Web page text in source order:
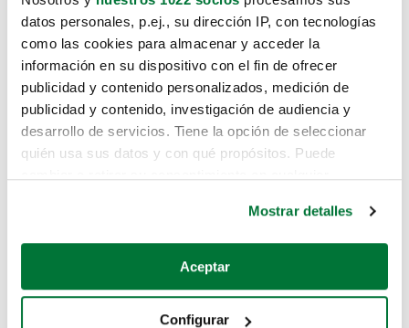
datos personales, p.ej., su dirección IP, con tecnologías
como las cookies para almacenar y acceder la
información en su dispositivo con el fin de ofrecer
publicidad y contenido personalizados, medición de
publicidad y contenido, investigación de audiencia y
desarrollo de servicios. Tiene la opción de seleccionar
quién usa sus datos y con qué propósitos. Puede
Si lo permite, también quisiéramos:
Recopilar información sobre su ubicación geográfica
Mostrar detalles
Aceptar
Configurar